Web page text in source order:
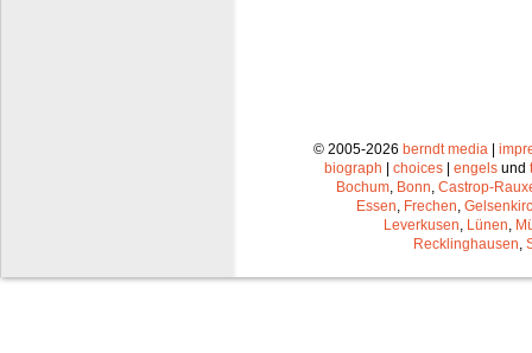
© 2005-2026 berndt media |
biograph | choices | engels und
Bochum Bonn Castrop-
Essen Frechen
Leverkusen Lünen
Recklinghausen